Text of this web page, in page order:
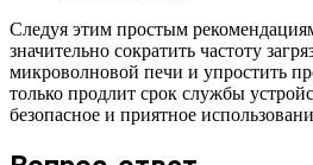
Следуя этим простым
значительно сократить частоту
микроволновой печи и упростить
только продлит срок службы
безопасное и приятное